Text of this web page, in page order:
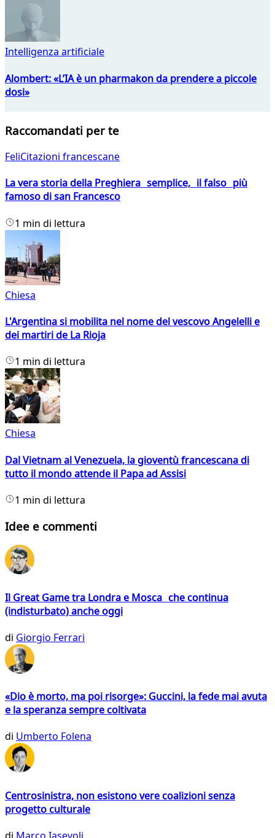
Intelligenza artificiale
Alombert: «L’IA è un pharmakon da prendere a piccole
dosi»
Raccomandati per te
FeliCitazioni francescane
La vera storia della Preghiera semplice, il falso più
famoso di san Francesco
1 min di lettura
Chiesa
L'Argentina si mobilita nel nome del vescovo Angelelli e
dei martiri de La Rioja
1 min di lettura
Chiesa
Dal Vietnam al Venezuela, la gioventù francescana di
tutto il mondo attende il Papa ad Assisi
1 min di lettura
Idee e commenti
Il Great Game tra Londra e Mosca che continua
(indisturbato) anche oggi
di Giorgio Ferrari
«Dio è morto, ma poi risorge»: Guccini, la fede mai avuta
e la speranza sempre coltivata
di Umberto Folena
Centrosinistra, non esistono vere coalizioni senza
progetto culturale